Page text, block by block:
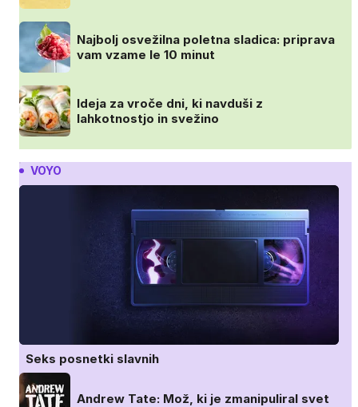
Najbolj osvežilna poletna sladica: priprava
vam vzame le 10 minut
Ideja za vroče dni, ki navduši z
lahkotnostjo in svežino
VOYO
Seks posnetki slavnih
Andrew Tate: Mož, ki je zmanipuliral svet